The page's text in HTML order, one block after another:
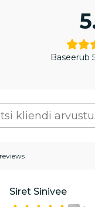
Baseerub
Siret Sinivee